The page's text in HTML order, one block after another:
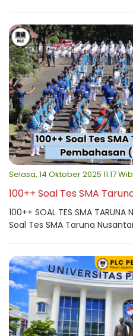
Selasa, 14 Oktober 2025 11:17 Wib
100++ Soal Tes SMA
100++ SOAL TES SMA
Soal Tes SMA Taruna